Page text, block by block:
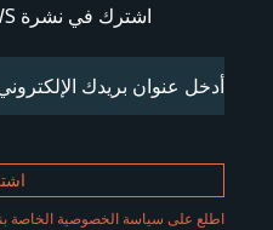
اشترك في نشرة FIB-NEWS الإخبارية
Email (مطلوب)
اطلع على سياسة الخصوصية الخاصة